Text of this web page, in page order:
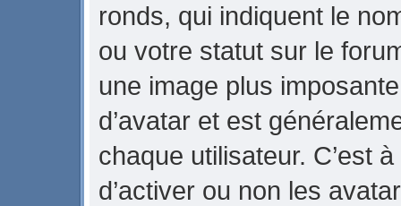
ronds, qui indiquent le
ou votre statut sur le
une image plus
d’avatar et est
chaque utilisateur. C’est
d’activer ou non les